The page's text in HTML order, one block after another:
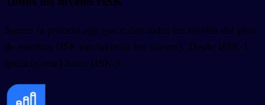
Somos la primera app que cubre todos los niveles del plan
de estudios HSK (incluyendo los nuevos). Desde HSK-1
(principiante) hasta HSK-9.